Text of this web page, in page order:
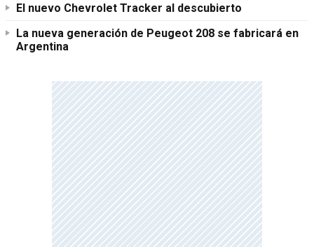
El nuevo Chevrolet Tracker al descubierto
La nueva generación de Peugeot 208 se fabricará en
Argentina